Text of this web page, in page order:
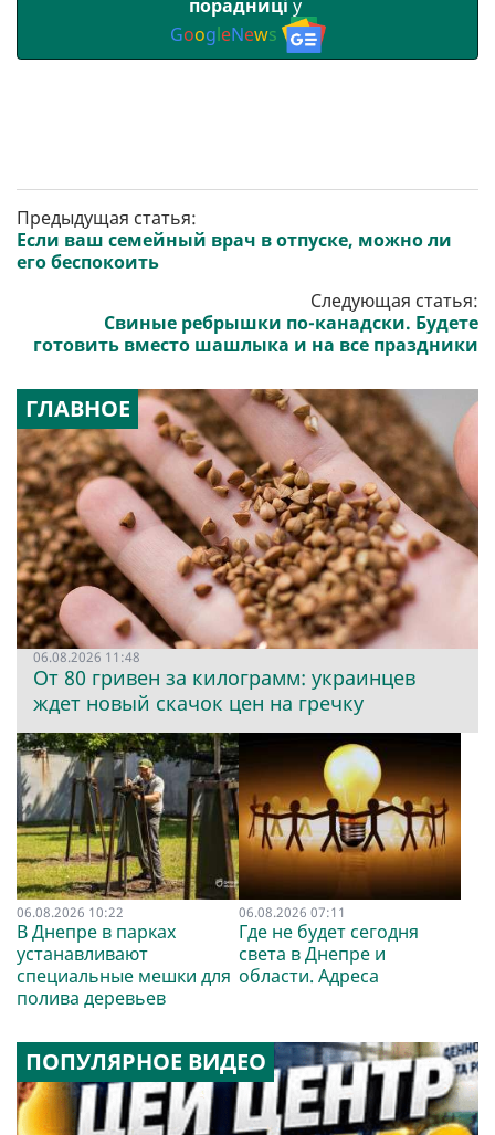
порадниці у
GoogleNews
Предыдущая статья:
Если ваш семейный врач в отпуске, можно ли
его беспокоить
Следующая статья:
Свиные ребрышки по-канадски. Будете
готовить вместо шашлыка и на все праздники
ГЛАВНОЕ
06.08.2026 11:48
От 80 гривен за килограмм: украинцев
ждет новый скачок цен на гречку
06.08.2026 10:22
В Днепре в парках
устанавливают
специальные мешки для
полива деревьев
06.08.2026 07:11
Где не будет сегодня
света в Днепре и
области. Адреса
ПОПУЛЯРНОЕ ВИДЕО